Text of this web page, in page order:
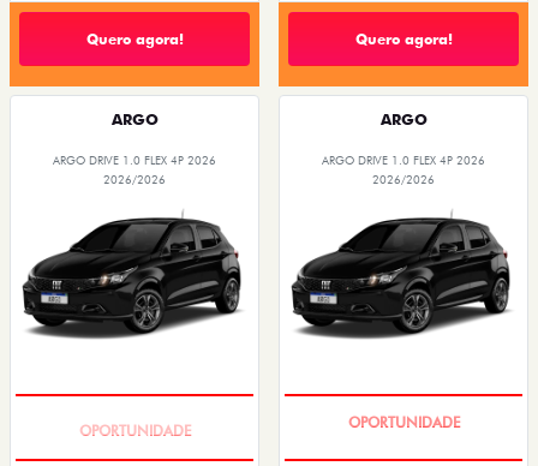
Quero agora! Quero agora!
ARGO
ARGO DRIVE 1.0 FLEX 4P 2026
2026/2026
ARGO
ARGO DRIVE 1.0 FLEX 4P 2026
2026/2026